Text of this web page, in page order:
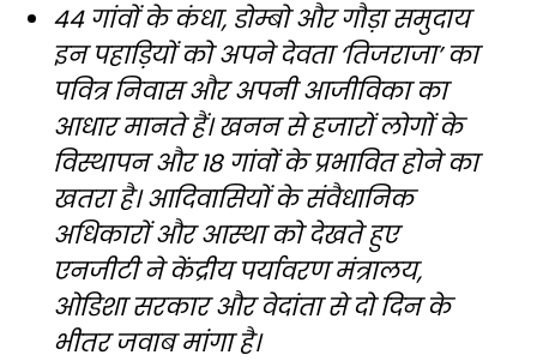
44 गांवों के कंधा, डोम्बो और गौड़ा समुदाय
इन पहाड़ियों को अपने देवता ‘तिजराजा’ का
पवित्र निवास और अपनी आजीविका का
आधार मानते हैं। खनन से हजारों लोगों के
विस्थापन और 18 गांवों के प्रभावित होने का
खतरा है। आदिवासियों के संवैधानिक
अधिकारों और आस्था को देखते हुए
एनजीटी ने केंद्रीय पर्यावरण मंत्रालय,
ओडिशा सरकार और वेदांता से दो दिन के
भीतर जवाब मांगा है।